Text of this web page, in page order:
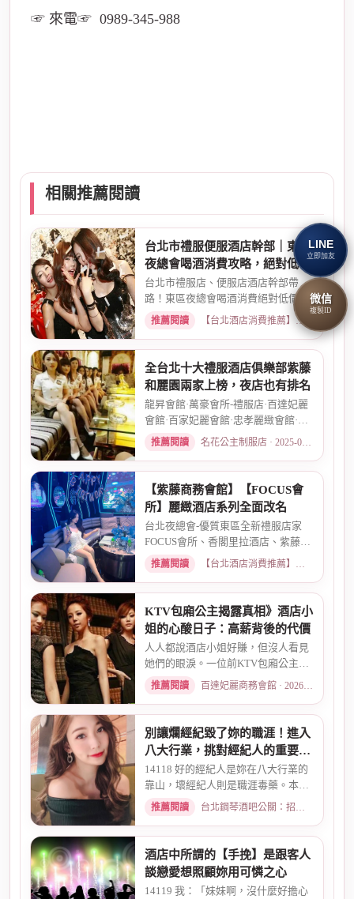
☞ 來電☞ 0989-345-988
相關推薦閱讀
台北市禮服便服酒店幹部｜東區
夜總會喝酒消費攻略，絕對低價
優惠
台北市禮服店、便服店酒店幹部帶
路！東區夜總會喝酒消費絕對低價優
惠。專業幹部安排，包廂費、小...
推薦閱讀 【台北酒店消費推薦】各大商務酒店、夜總會試算 · 2026-03-15
全台北十大禮服酒店俱樂部紫藤
和麗園兩家上榜，夜店也有排名
龍昇會館·萬豪會所-禮服店·百達妃麗
會館·百家妃麗會館·忠孝麗緻會館·敦
南麗緻會館·金荷會...
推薦閱讀 名花公主制服店 · 2025-02-01
【紫藤商務會館】【FOCUS會
所】麗緻酒店系列全面改名
台北夜總會-優質東區全新禮服店家
FOCUS會所、香閣里拉酒店、紫藤名
店、酒店幹部就是為了給你更好...
推薦閱讀 【台北酒店消費推薦】各大商務酒店、夜總會試算 · 2026-03-30
KTV包廂公主揭露真相》酒店小
姐的心酸日子：高薪背後的代價
人人都說酒店小姐好賺，但沒人看見
她們的眼淚。一位前KTV包廂公主首
度自曝，從入行初衷、被客人...
推薦閱讀 百達妃麗商務會館 · 2026-05-10
別讓爛經紀毀了妳的職涯！進入
八大行業，挑對經紀人的重要性
全解析
14118 好的經紀人是妳在八大行業的
靠山，壞經紀人則是職涯毒藥。本文
解析經紀人的4大功能、挑選...
推薦閱讀 台北鋼琴酒吧公關：招募條件與工作環境介紹 · 2026-05-09
酒店中所謂的【手挽】是跟客人
談戀愛想照顧妳用可憐之心
14119 我：「妹妹啊，沒什麼好擔心
LINE
立即加友
微信
複製ID